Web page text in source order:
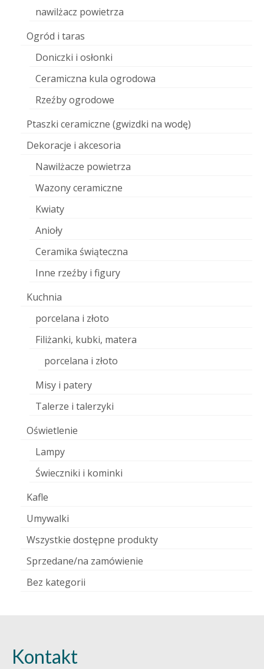
nawilżacz powietrza
Ogród i taras
Doniczki i osłonki
Ceramiczna kula ogrodowa
Rzeźby ogrodowe
Ptaszki ceramiczne (gwizdki na wodę)
Dekoracje i akcesoria
Nawilżacze powietrza
Wazony ceramiczne
Kwiaty
Anioły
Ceramika świąteczna
Inne rzeźby i figury
Kuchnia
porcelana i złoto
Filiżanki, kubki, matera
porcelana i złoto
Misy i patery
Talerze i talerzyki
Oświetlenie
Lampy
Świeczniki i kominki
Kafle
Umywalki
Wszystkie dostępne produkty
Sprzedane/na zamówienie
Bez kategorii
Kontakt